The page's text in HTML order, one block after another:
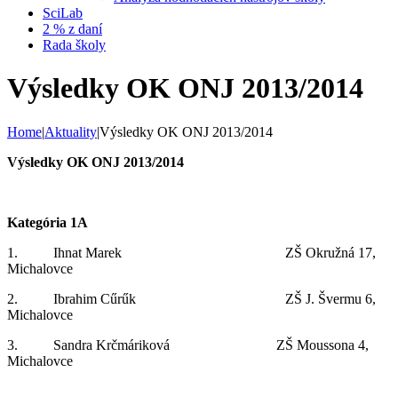
SciLab
2 % z daní
Rada školy
Výsledky OK ONJ 2013/2014
Home|Aktuality|Výsledky OK ONJ 2013/2014
Výsledky OK ONJ 2013/2014
Kategória 1A
1. Ihnat Marek ZŠ Okružná 17,
Michalovce
2. Ibrahim Cűrűk ZŠ J. Švermu 6,
Michalovce
3. Sandra Krčmáriková ZŠ Moussona 4,
Michalovce